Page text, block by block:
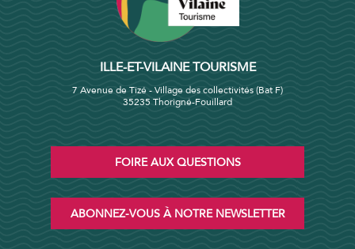
ILLE-ET-VILAINE TOURISME
7 Avenue de Tizé - Village des collectivités (Bat F)
35235 Thorigné-Fouillard
FOIRE AUX QUESTIONS
ABONNEZ-VOUS À NOTRE NEWSLETTER